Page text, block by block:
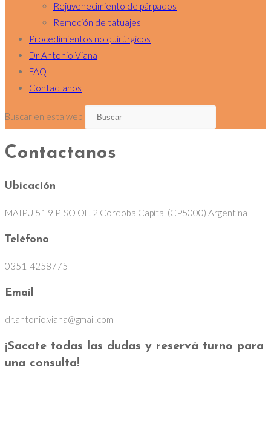
Rejuvenecimiento de párpados
Remoción de tatuajes
Procedimientos no quirúrgicos
Dr Antonio Viana
FAQ
Contactanos
Buscar en esta web
Contactanos
Ubicación
MAIPU 51 9 PISO OF. 2 Córdoba Capital (CP5000) Argentina
Teléfono
0351-4258775
Email
dr.antonio.viana@gmail.com
¡Sacate todas las dudas y reservá turno para
una consulta!